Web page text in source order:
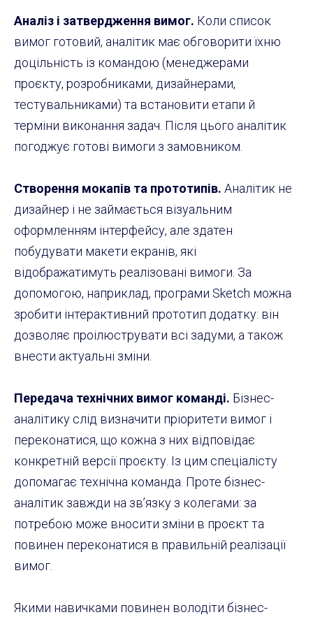
Аналіз і затвердження вимог. Коли список
вимог готовий, аналітик має обговорити їхню
доцільність із командою (менеджерами
проєкту, розробниками, дизайнерами,
тестувальниками) та встановити етапи й
терміни виконання задач. Після цього аналітик
погоджує готові вимоги з замовником.
Створення мокапів та прототипів. Аналітик не
дизайнер і не займається візуальним
оформленням інтерфейсу, але здатен
побудувати макети екранів, які
відображатимуть реалізовані вимоги. За
допомогою, наприклад, програми Sketch можна
зробити інтерактивний прототип додатку: він
дозволяє проілюструвати всі задуми, а також
внести актуальні зміни.
Передача технічних вимог команді. Бізнес-
аналітику слід визначити пріоритети вимог і
переконатися, що кожна з них відповідає
конкретній версії проєкту. Із цим спеціалісту
допомагає технічна команда. Проте бізнес-
аналітик завжди на зв’язку з колегами: за
потребою може вносити зміни в проєкт та
повинен переконатися в правильній реалізації
вимог.
Якими навичками повинен володіти бізнес-